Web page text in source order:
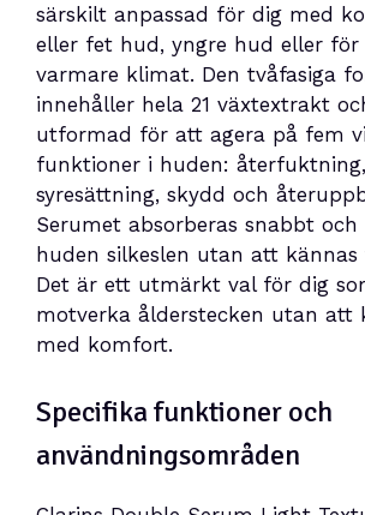
särskilt anpassad för dig med
eller fet hud, yngre hud eller för
varmare klimat. Den tvåfasiga
innehåller hela 21 växtextrakt
utformad för att agera på fem
funktioner i huden:
syresättning, skydd och
Serumet absorberas snabbt
huden silkeslen utan att
Det är ett utmärkt val för dig
motverka ålderstecken utan att
med komfort.
Specifika funktioner och
användningsområden